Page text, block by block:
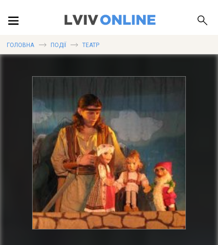
ПУБЛІКАЦІЇ
ДОВІДКА
ГОЛОВНА ПОДІЇ ТЕАТР